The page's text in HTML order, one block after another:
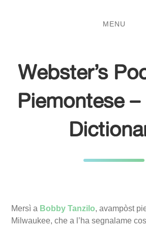
MENU
Webster’s
Piemontese
Mersì a Bobby Tanzilo, avampòst
Milwaukee, che a l’ha segnalame